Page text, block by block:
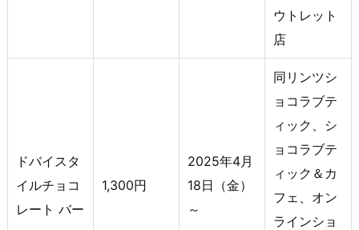
ウトレット
店
ドバイスタ
イルチョコ
レート バー
1,300円
2025年4月
18日（金）
～
同リンツシ
ョコラブテ
ィック、シ
ョコラブテ
ィック＆カ
フェ、オン
ラインショ